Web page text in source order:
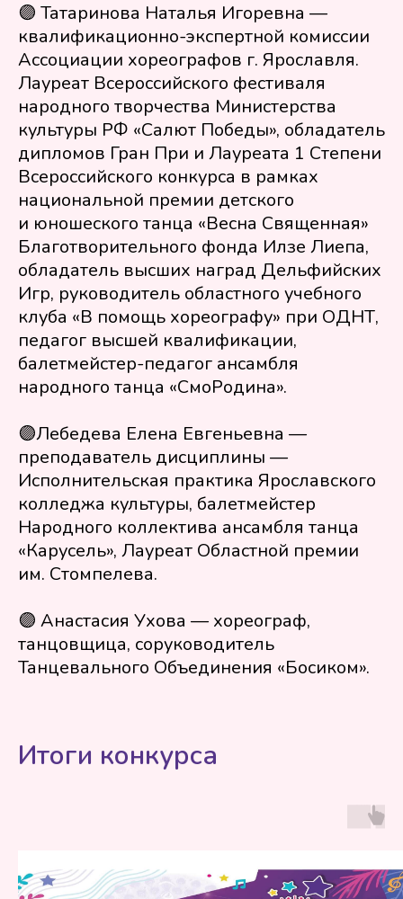
🟣 Татаринова Наталья Игоревна —
квалификационно-экспертной комиссии
Ассоциации хореографов г. Ярославля.
Лауреат Всероссийского фестиваля
народного творчества Министерства
культуры РФ «Салют Победы», обладатель
дипломов Гран При и Лауреата 1 Степени
Всероссийского конкурса в рамках
национальной премии детского
и юношеского танца «Весна Священная»
Благотворительного фонда Илзе Лиепа,
обладатель высших наград Дельфийских
Игр, руководитель областного учебного
клуба «В помощь хореографу» при ОДНТ,
педагог высшей квалификации,
балетмейстер-педагог ансамбля
народного танца «СмоРодина».
🟣Лебедева Елена Евгеньевна —
преподаватель дисциплины —
Исполнительская практика Ярославского
колледжа культуры, балетмейстер
Народного коллектива ансамбля танца
«Карусель», Лауреат Областной премии
им. Стомпелева.
🟣 Анастасия Ухова — хореограф,
танцовщица, соруководитель
Танцевального Объединения «Босиком».
Итоги конкурса
ООО "Твой Путь" Юридический адрес:
624804, Россия, Свердловская область,
Сухоложский район, г.Сухой Лог, ул.
Юбилейная д.27, ИНН 6633029390 ОГРН
1216600054384 | Сайт в разработке
Социальные сети
Напишите нам